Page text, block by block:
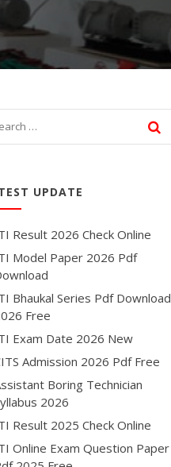
UPDATE
Result 2026 Check Online
Model Paper 2026 Pdf
Bhaukal Series Pdf Download
Free
Exam Date 2026 New
Admission 2026 Pdf Free
Boring Technician
2026
Result 2025 Check Online
Online Exam Question Paper